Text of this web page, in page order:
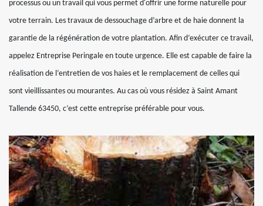
processus ou un travail qui vous permet d'offrir une forme naturelle pour
votre terrain. Les travaux de dessouchage d’arbre et de haie donnent la
garantie de la régénération de votre plantation. Afin d’exécuter ce travail,
appelez Entreprise Peringale en toute urgence. Elle est capable de faire la
réalisation de l’entretien de vos haies et le remplacement de celles qui
sont vieillissantes ou mourantes. Au cas où vous résidez à Saint Amant
Tallende 63450, c’est cette entreprise préférable pour vous.